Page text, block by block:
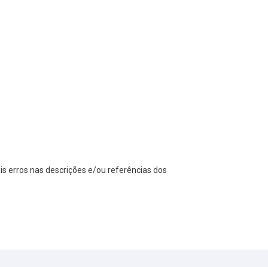
erros nas descrições e/ou referências dos